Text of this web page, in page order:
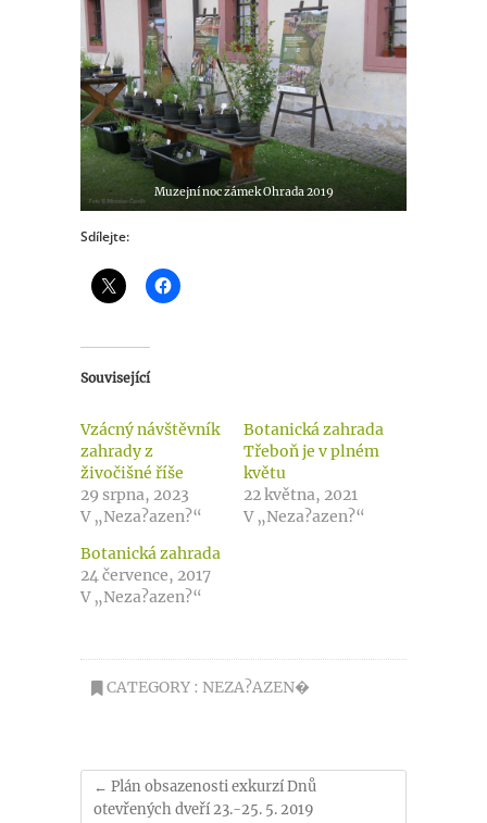
Muzejní noc zámek Ohrada 2019
Sdílejte:
Související
Vzácný návštěvník
zahrady z
živočišné říše
29 srpna, 2023
V „Neza?azen?“
Botanická zahrada
Třeboň je v plném
květu
22 května, 2021
V „Neza?azen?“
Botanická zahrada
24 července, 2017
V „Neza?azen?“
CATEGORY : NEZA?AZEN�
← Plán obsazenosti exkurzí Dnů
otevřených dveří 23.-25. 5. 2019